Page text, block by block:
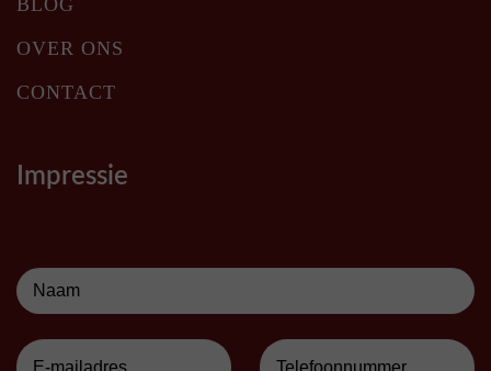
OVER ONS
CONTACT
Impressie